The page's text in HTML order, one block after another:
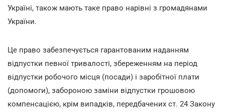
Україні, також мають таке право нарівні з громадянами
України.
Це право забезпечується гарантованим наданням
відпустки певної тривалості, збереженням на період
відпустки робочого місця (посади) і заробітної плати
(допомоги), забороною заміни відпустки грошовою
компенсацією, крім випадків, передбачених ст. 24 Закону